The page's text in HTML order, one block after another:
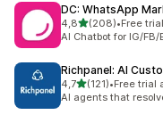
DC: WhatsApp
4,8av 5 stjerner
(208)
Totalt 208 omtaler
•Free
AI Chatbot for IG/
Richpanel: AI
4,7av 5 stjerner
(121)
Totalt 121 omtaler
•Free trial
AI agents that